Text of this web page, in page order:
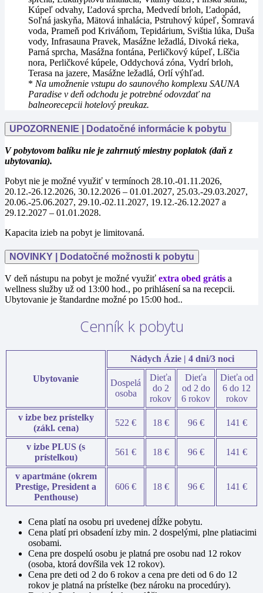
Kúpeľ odvahy, Ľadová sprcha, Medvedí brloh, Ľadopád,
Soľná jaskyňa, Mätová inhalácia, Pstruhový kúpeľ, Šomravá
voda, Prameň pod Kriváňom, Tepidárium, Svištia lúka, Duša
vody, Infrasauna Pravek, Masážne ležadlá, Divoká rieka,
Parná sprcha, Masážna fontána, Perličkový kúpeľ, Líščia
nora, Perličkové kúpele, Oddychová zóna, Vydrí brloh,
Terasa na jazere, Masážne ležadlá, Orlí výhľad.
* Na umožnenie vstupu do saunového komplexu SAUNA
Paradise v deň odchodu je potrebné odovzdať na
balneorecepcii hotelový preukaz.
UPOZORNENIE | Dodatočné informácie k pobytu
V pobytovom balíku nie je zahrnutý miestny poplatok (daň z
ubytovania).
Pobyt nie je možné využiť v termínoch 28.10.-01.11.2026,
20.12.-26.12.2026, 30.12.2026 – 01.01.2027, 25.03.-29.03.2027,
20.06.-25.06.2027, 29.10.-02.11.2027, 19.12.-26.12.2027 a
29.12.2027 – 01.01.2028.
Kapacita izieb na pobyt je limitovaná.
NOVINKY | Dodatočné možnosti k pobytu
V deň nástupu na pobyt je možné využiť extra obed grátis a
wellness služby už od 13:00 hod., po prihlásení sa na recepcii.
Ubytovanie je štandardne možné po 15:00 hod..
Cenník k pobytu
Ubytovanie
Nádych Ázie | 4 dni/3 noci
Dospelá
osoba
Dieťa
do 2
rokov
Dieťa
od 2 do
6 rokov
Dieťa od
6 do 12
rokov
v izbe bez prístelky
(zákl. cena)
522 € 18 € 96 € 141 €
v izbe PLUS (s
prístelkou)
561 € 18 € 96 € 141 €
v apartmáne (okrem
Prestige, President a
Penthouse)
606 € 18 € 96 € 141 €
Cena platí na osobu pri uvedenej dĺžke pobytu.
Cena platí pri obsadení izby min. 2 dospelými, plne platiacimi
osobami.
Cena pre dospelú osobu je platná pre osobu nad 12 rokov
(osoba, ktorá dovŕšila vek 12 rokov).
Cena pre deti od 2 do 6 rokov a cena pre deti od 6 do 12
rokov je platná na prístelke (bez nároku na procedúry).